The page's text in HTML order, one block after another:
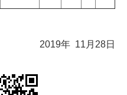
2019年 11月28日